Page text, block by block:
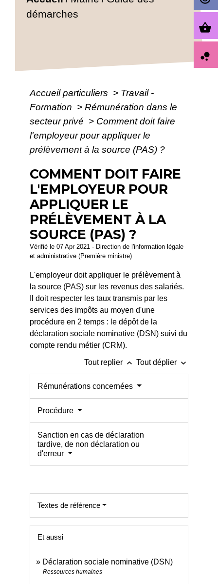
démarches
Accueil particuliers > Travail -
Formation > Rémunération dans le
secteur privé > Comment doit faire
l'employeur pour appliquer le
prélèvement à la source (PAS) ?
COMMENT DOIT FAIRE
L'EMPLOYEUR POUR
APPLIQUER LE
PRÉLÈVEMENT À LA
SOURCE (PAS) ?
Vérifié le 07 Apr 2021 - Direction de l'information légale
et administrative (Première ministre)
L'employeur doit appliquer le prélèvement à
la source (PAS) sur les revenus des salariés.
Il doit respecter les taux transmis par les
services des impôts au moyen d'une
procédure en 2 temps : le dépôt de la
déclaration sociale nominative (DSN) suivi du
compte rendu métier (CRM).
Tout replier keyboard_arrow_up Tout déplier keyboard_arrow_down
Rémunérations concernées
Procédure
Sanction en cas de déclaration
tardive, de non déclaration ou
d'erreur
Textes de référence
Et aussi
Déclaration sociale nominative (DSN)
Ressources humaines
shopping_basket
bubble_chart